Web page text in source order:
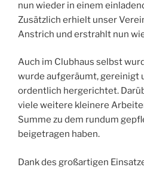
nun wieder in einem
Zusätzlich erhielt unser
Anstrich und erstrahlt nun
Auch im Clubhaus selbst
wurde aufgeräumt, gereinigt
ordentlich hergerichtet.
viele weitere kleinere
Summe zu dem rundum
beigetragen haben.
Dank des großartigen